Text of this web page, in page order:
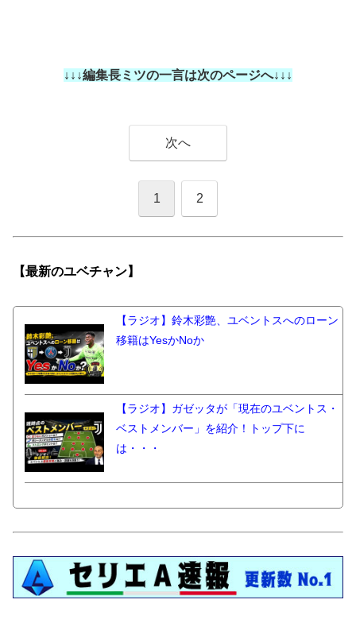
↓↓↓編集長ミツの一言は次のページへ↓↓↓
次へ
1 2
【最新のユベチャン】
【ラジオ】鈴木彩艶、ユベントスへのローン
移籍はYesかNoか
【ラジオ】ガゼッタが「現在のユベントス・
ベストメンバー」を紹介！トップ下に
は・・・